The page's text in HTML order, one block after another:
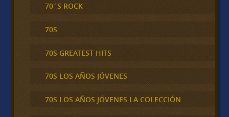
70´S ROCK
70S
70S GREATEST HITS
70S LOS AÑOS JÓVENES
70S LOS AÑOS JÓVENES LA COLECCIÓN